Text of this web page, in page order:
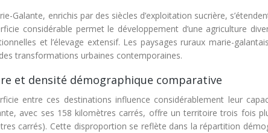
Galante, enrichis par des siècles d’exploitation sucrière,
considérable permet le développement d’une agriculture
et l’élevage extensif. Les paysages ruraux marie-
transformations urbaines contemporaines.
et densité démographique comparative
entre ces destinations influence considérablement leur
avec ses 158 kilomètres carrés, offre un territoire trois fois
carrés). Cette disproportion se reflète dans la répartition